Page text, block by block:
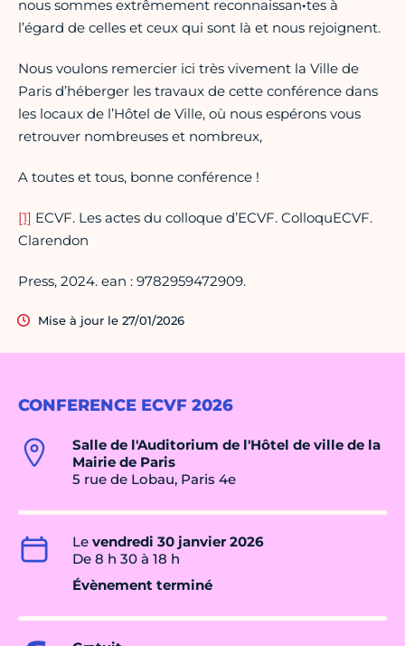
CONFERENCE ECVF 2026
Salle de l'Auditorium de l'Hôtel de ville de la
Mairie de Paris
5 rue de Lobau, Paris 4e
Le vendredi 30 janvier 2026
De 8 h 30 à 18 h
Évènement terminé
nous sommes extrêmement reconnaissan·tes à
l’égard de celles et ceux qui sont là et nous rejoignent.
Nous voulons remercier ici très vivement la Ville de
Paris d’héberger les travaux de cette conférence dans
les locaux de l’Hôtel de Ville, où nous espérons vous
retrouver nombreuses et nombreux,
A toutes et tous, bonne conférence !
[1] ECVF. Les actes du colloque d’ECVF. ColloquECVF.
Clarendon
Press, 2024. ean : 9782959472909.
Mise à jour le 27/01/2026